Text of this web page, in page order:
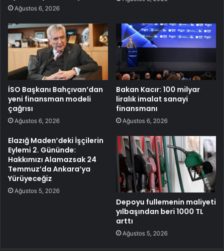
Ağustos 6, 2026
İSO Başkanı Bahçıvan’dan
yeni finansman modeli
çağrısı
Ağustos 6, 2026
Bakan Kacır: 100 milyar
liralık imalat sanayi
finansmanı
Ağustos 6, 2026
Elazığ Maden’deki İşçilerin
Eylemi 2. Gününde:
Hakkımızı Alamazsak 24
Temmuz’da Ankara’ya
Yürüyeceğiz
Ağustos 5, 2026
Depoyu fullemenin maliyeti
yılbaşından beri 1000 TL
arttı
Ağustos 5, 2026